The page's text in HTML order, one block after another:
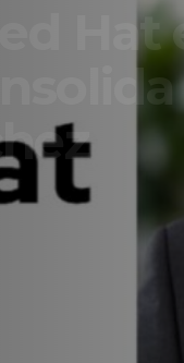
en
con